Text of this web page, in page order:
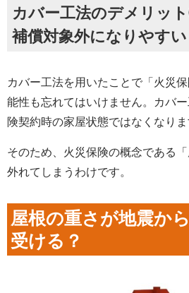
カバー工法のデメリッ
補償対象外になりやすい
カバー工法を用いたことで「火災
能性も忘れてはいけません。カバ
険契約時の家屋状態ではなくなりま
そのため、火災保険の概念である
外れてしまうわけです。
屋根の重さが地震か
受ける？